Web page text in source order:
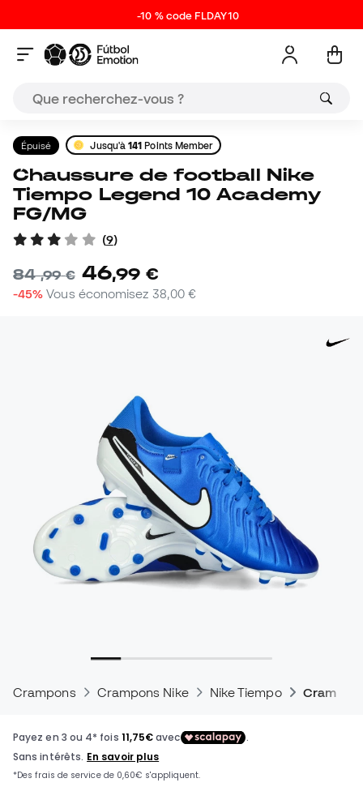
-10 % code FLDAY10
Épuisé Jusqu'à141 Points Member
Chaussure de football Nike
Tiempo Legend 10 Academy
FG/MG
(9)
84,99 € 46,99 €
-45% Vous économisez 38,00 €
Crampons Crampons Nike Nike Tiempo